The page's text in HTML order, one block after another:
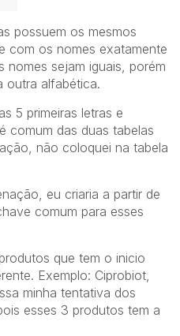
possuem os mesmos
com os nomes exatamente
nomes sejam iguais, porém
outra alfabética.
5 primeiras letras e
comum das duas tabelas
não coloquei na tabela
eu criaria a partir de
comum para esses
que tem o inicio
Exemplo: Ciprobiot,
minha tentativa dos
esses 3 produtos tem a